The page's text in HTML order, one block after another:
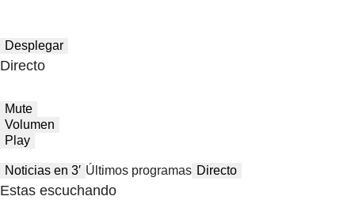
Desplegar
Directo
Mute
Volumen
Play
Noticias en 3′ Últimos programas Directo
Estas escuchando